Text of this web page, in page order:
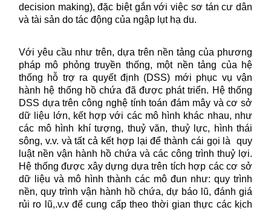
decision making), đặc biệt gắn với việc sơ tán cư dân
và tài sản do tác động của ngập lụt hạ du.
Với yêu cầu như trên, dựa trên nền tảng của phương
pháp mô phỏng truyền thống, một nền tảng của hệ
thống hỗ trợ ra quyết định (DSS) mới phục vụ vận
hành hệ thống hồ chứa đã được phát triển. Hệ thống
DSS dựa trên công nghệ tính toán đám mây và cơ sở
dữ liệu lớn, kết hợp với các mô hình khác nhau, như
các mô hình khí tượng, thuỷ văn, thuỷ lực, hình thái
sông, v.v. và tất cả kết hợp lại để thành cái gọi là
quy
luật nền vận hành hồ chứa và các công trình thuỷ lợi.
Hệ thống được xây dựng dựa trên tích hợp các cơ sở
dữ liệu và mô hình thành các mô đun như: quy trình
nền, quy trình vận hành hồ chứa, dự báo lũ, đánh giá
rủi ro lũ,.v.v để cung cấp theo thời gian thực các kịch